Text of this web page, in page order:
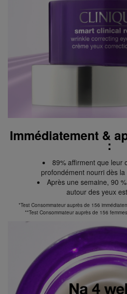
Immédiatement &
:
89% affirment que leur
profondément nourri dès
Après une semaine, 90
autour des yeux
*Test Consommateur auprès de 156
**Test Consommateur auprès de 156